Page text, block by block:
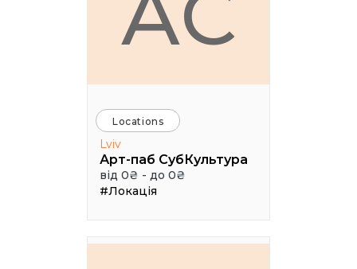
Locations
Lviv
Арт-паб СубКультура
від 0₴ - до 0₴
#Локація